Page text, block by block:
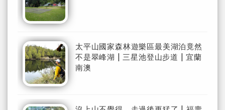
太平山國家森林遊樂區最美湖泊竟然
不是翠峰湖 | 三星池登山步道 | 宜蘭
南澳